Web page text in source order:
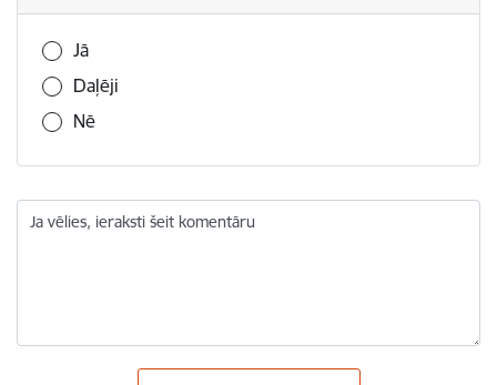
Vai šī informācija bija noderīga?
Jā
Daļēji
Nē
Ja vēlies, ieraksti šeit komentāru